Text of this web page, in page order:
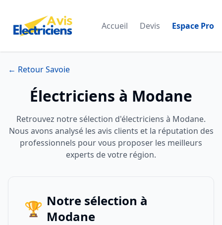
Accueil Devis Espace Pro
← Retour Savoie
Électriciens à Modane
Retrouvez notre sélection d'électriciens à Modane.
Nous avons analysé les avis clients et la réputation des
professionnels pour vous proposer les meilleurs
experts de votre région.
🏆 Notre sélection à
Modane